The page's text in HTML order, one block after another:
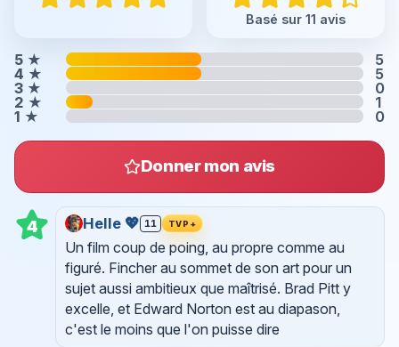
Basé sur 11 avis
5 ★
5
4 ★
5
3 ★
0
2 ★
1
1 ★ 0
Donner mon avis
4 Helle 💖 11 TVP+
Un film coup de poing, au propre comme au
figuré. Fincher au sommet de son art pour un
sujet aussi ambitieux que maîtrisé. Brad Pitt y
excelle, et Edward Norton est au diapason,
c'est le moins que l'on puisse dire